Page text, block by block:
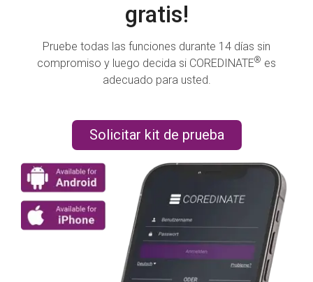
gratis!
Pruebe todas las funciones durante 14 días sin
compromiso y luego decida si COREDINATE® es
adecuado para usted.
Solicitar kit de prueba